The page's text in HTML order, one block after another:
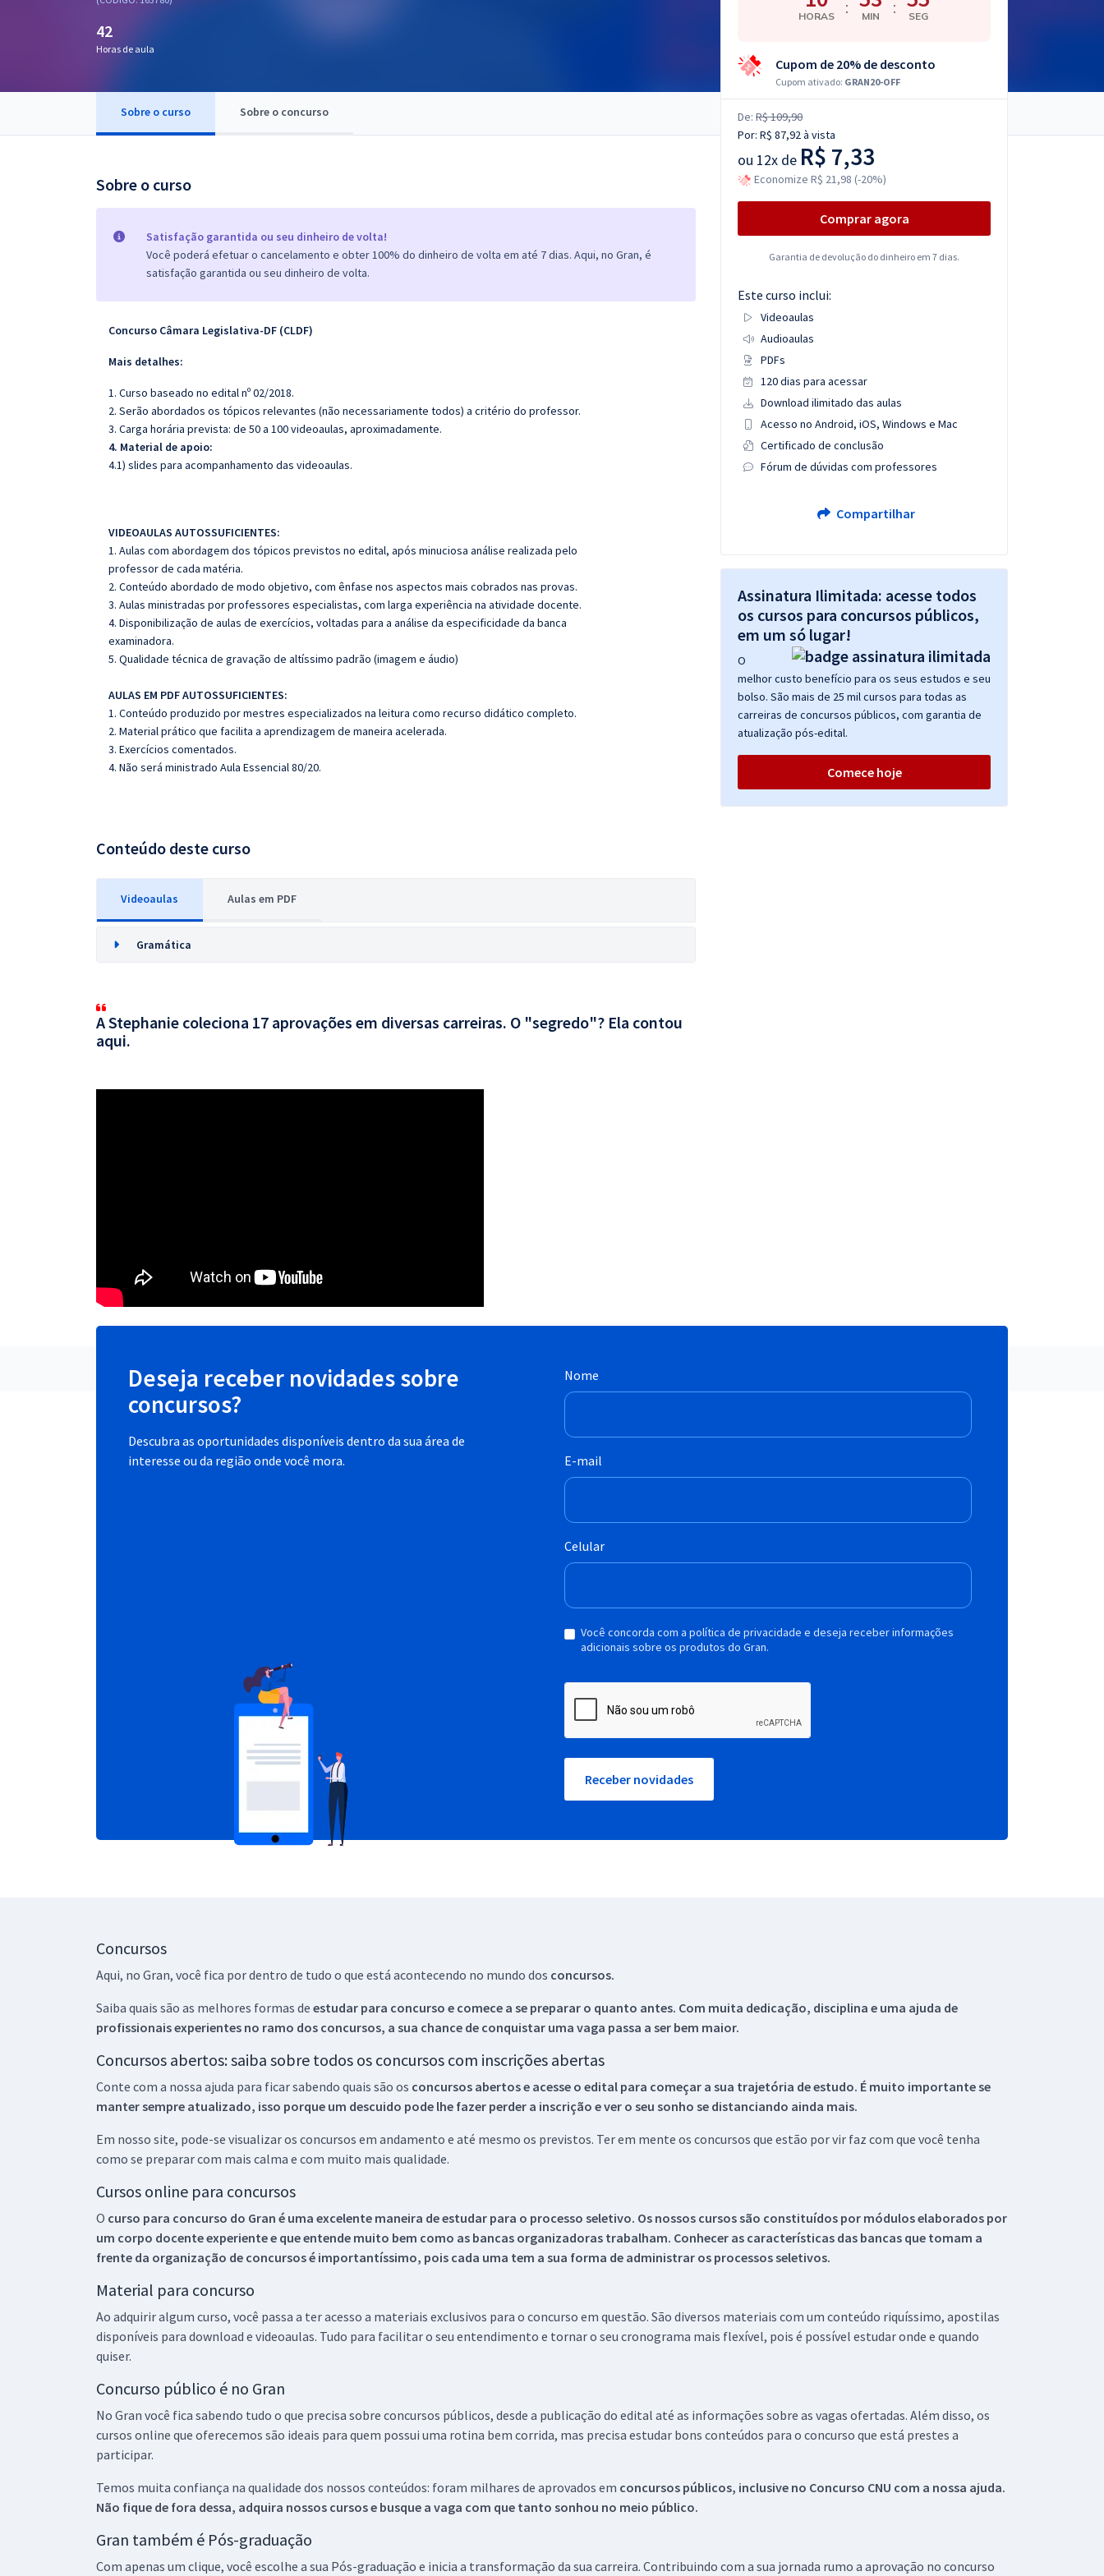
OAB
42
Horas de aula
Sobre o curso Sobre o concurso
Sobre o curso
Satisfação garantida ou seu dinheiro de volta!
Você poderá efetuar o cancelamento e obter 100% do dinheiro de volta em até 7 dias. Aqui, no Gran, é
satisfação garantida ou seu dinheiro de volta.
Concurso Câmara Legislativa-DF (CLDF)
Mais detalhes:
1. Curso baseado no edital nº 02/2018.
2. Serão abordados os tópicos relevantes (não necessariamente todos) a critério do professor.
3. Carga horária prevista: de 50 a 100 videoaulas, aproximadamente.
4. Material de apoio:
4.1) slides para acompanhamento das videoaulas.
VIDEOAULAS AUTOSSUFICIENTES:
1. Aulas com abordagem dos tópicos previstos no edital, após minuciosa análise realizada pelo
professor de cada matéria.
2. Conteúdo abordado de modo objetivo, com ênfase nos aspectos mais cobrados nas provas.
3. Aulas ministradas por professores especialistas, com larga experiência na atividade docente.
4. Disponibilização de aulas de exercícios, voltadas para a análise da especificidade da banca
examinadora.
5. Qualidade técnica de gravação de altíssimo padrão (imagem e áudio)
AULAS EM PDF AUTOSSUFICIENTES:
1. Conteúdo produzido por mestres especializados na leitura como recurso didático completo.
2. Material prático que facilita a aprendizagem de maneira acelerada.
3. Exercícios comentados.
4. Não será ministrado Aula Essencial 80/20.
Conteúdo deste curso
Videoaulas Aulas em PDF
Gramática
A Stephanie coleciona 17 aprovações em diversas carreiras. O "segredo"? Ela contou
aqui.
HORAS : MIN : SEG
Cupom de 20% de desconto
Cupom ativado: GRAN20-OFF
De: R$ 109,90
Por: R$ 87,92à vista
ou 12x de R$ 7,33
Economize R$ 21,98 (-20%)
Comprar agora
Garantia de devolução do dinheiro em 7 dias.
Este curso inclui:
Videoaulas
Audioaulas
PDFs
120 dias para acessar
Download ilimitado das aulas
Acesso no Android, iOS, Windows e Mac
Certificado de conclusão
Fórum de dúvidas com professores
Compartilhar
Assinatura Ilimitada: acesse todos
os cursos para concursos públicos,
em um só lugar!
O
melhor custo benefício para os seus estudos e seu
bolso. São mais de 25 mil cursos para todas as
carreiras de concursos públicos, com garantia de
atualização pós-edital.
Comece hoje
Deseja receber novidades sobre
concursos?
Descubra as oportunidades disponíveis dentro da sua área de
interesse ou da região onde você mora.
Nome
E-mail
Celular
Você concorda com a política de privacidade e deseja receber informações
adicionais sobre os produtos do Gran.
Receber novidades
Concursos
Aqui, no Gran, você fica por dentro de tudo o que está acontecendo no mundo dos concursos.
Saiba quais são as melhores formas de estudar para concurso e comece a se preparar o quanto antes. Com muita dedicação, disciplina e uma ajuda de
profissionais experientes no ramo dos concursos, a sua chance de conquistar uma vaga passa a ser bem maior.
Concursos abertos: saiba sobre todos os concursos com inscrições abertas
Conte com a nossa ajuda para ficar sabendo quais são os concursos abertos e acesse o edital para começar a sua trajetória de estudo. É muito importante se
manter sempre atualizado, isso porque um descuido pode lhe fazer perder a inscrição e ver o seu sonho se distanciando ainda mais.
Em nosso site, pode-se visualizar os concursos em andamento e até mesmo os previstos. Ter em mente os concursos que estão por vir faz com que você tenha
como se preparar com mais calma e com muito mais qualidade.
Cursos online para concursos
O curso para concurso do Gran é uma excelente maneira de estudar para o processo seletivo. Os nossos cursos são constituídos por módulos elaborados por
um corpo docente experiente e que entende muito bem como as bancas organizadoras trabalham. Conhecer as características das bancas que tomam a
frente da organização de concursos é importantíssimo, pois cada uma tem a sua forma de administrar os processos seletivos.
Material para concurso
Ao adquirir algum curso, você passa a ter acesso a materiais exclusivos para o concurso em questão. São diversos materiais com um conteúdo riquíssimo, apostilas
disponíveis para download e videoaulas. Tudo para facilitar o seu entendimento e tornar o seu cronograma mais flexível, pois é possível estudar onde e quando
quiser.
Concurso público é no Gran
No Gran você fica sabendo tudo o que precisa sobre concursos públicos, desde a publicação do edital até as informações sobre as vagas ofertadas. Além disso, os
cursos online que oferecemos são ideais para quem possui uma rotina bem corrida, mas precisa estudar bons conteúdos para o concurso que está prestes a
participar.
Temos muita confiança na qualidade dos nossos conteúdos: foram milhares de aprovados em concursos públicos, inclusive no Concurso CNU com a nossa ajuda.
Não fique de fora dessa, adquira nossos cursos e busque a vaga com que tanto sonhou no meio público.
Gran também é Pós-graduação
Com apenas um clique, você escolhe a sua Pós-graduação e inicia a transformação da sua carreira. Contribuindo com a sua jornada rumo a aprovação no concurso